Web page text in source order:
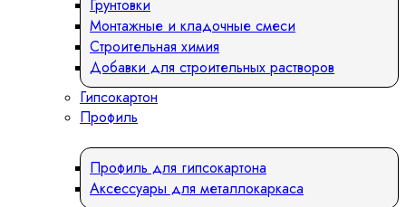
Грунтовки
Монтажные и кладочные смеси
Строительная химия
Добавки для строительных растворов
Гипсокартон
Профиль
Профиль для гипсокартона
Аксессуары для металлокаркаса